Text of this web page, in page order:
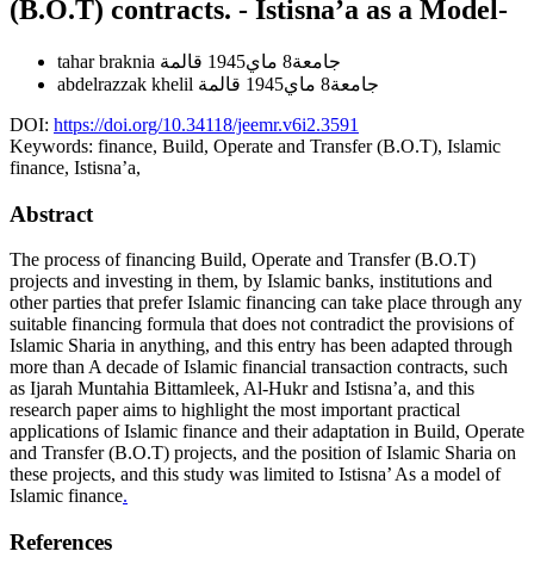
(B.O.T) contracts. - Istisna’a as a Model-
tahar braknia
جامعة8 ماي1945 قالمة
abdelrazzak khelil
جامعة8 ماي1945 قالمة
DOI: https://doi.org/10.34118/jeemr.v6i2.3591
Keywords: finance, Build, Operate and Transfer (B.O.T), Islamic
finance, Istisna’a,
Abstract
The process of financing Build, Operate and Transfer (B.O.T)
projects and investing in them, by Islamic banks, institutions and
other parties that prefer Islamic financing can take place through any
suitable financing formula that does not contradict the provisions of
Islamic Sharia in anything, and this entry has been adapted through
more than A decade of Islamic financial transaction contracts, such
as Ijarah Muntahia Bittamleek, Al-Hukr and Istisna’a, and this
research paper aims to highlight the most important practical
applications of Islamic finance and their adaptation in Build, Operate
and Transfer (B.O.T) projects, and the position of Islamic Sharia on
these projects, and this study was limited to Istisna’ As a model of
Islamic finance.
References